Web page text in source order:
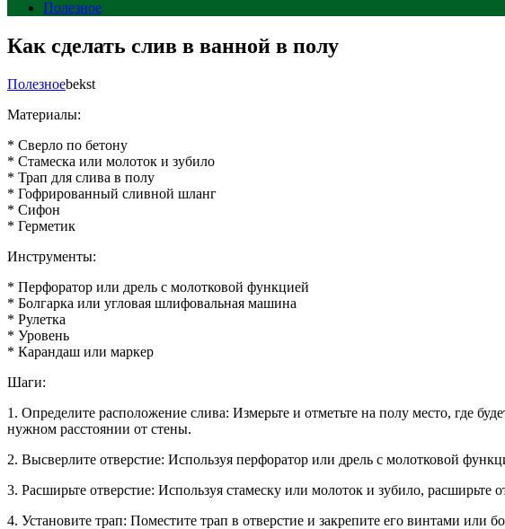
Полезное
Как сделать слив в ванной в полу
Полезноеbekst
Материалы:
* Сверло по бетону
* Стамеска или молоток и зубило
* Трап для слива в полу
* Гофрированный сливной шланг
* Сифон
* Герметик
Инструменты:
* Перфоратор или дрель с молотковой функцией
* Болгарка или угловая шлифовальная машина
* Рулетка
* Уровень
* Карандаш или маркер
Шаги:
1. Определите расположение слива: Измерьте и отметьте на полу место, где
нужном расстоянии от стены.
2. Высверлите отверстие: Используя перфоратор или дрель с молотковой
3. Расширьте отверстие: Используя стамеску или молоток и зубило, расширьте
4. Установите трап: Поместите трап в отверстие и закрепите его винтами или